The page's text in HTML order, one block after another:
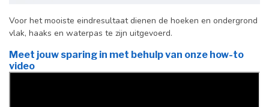
Voor het mooiste eindresultaat dienen de hoeken en ondergrond
vlak, haaks en waterpas te zijn uitgevoerd.
Meet jouw sparing in met behulp van onze how-to
video